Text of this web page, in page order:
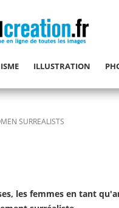
ILLUSTRATION
SURREALISTS
les femmes en tant